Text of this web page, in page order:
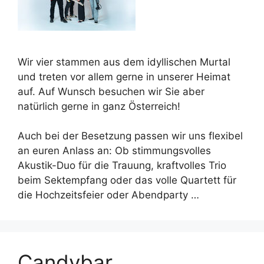
Wir vier stammen aus dem idyllischen Murtal
und treten vor allem gerne in unserer Heimat
auf. Auf Wunsch besuchen wir Sie aber
natürlich gerne in ganz Österreich!
Auch bei der Besetzung passen wir uns flexibel
an euren Anlass an: Ob stimmungsvolles
Akustik-Duo für die Trauung, kraftvolles Trio
beim Sektempfang oder das volle Quartett für
die Hochzeitsfeier oder Abendparty …